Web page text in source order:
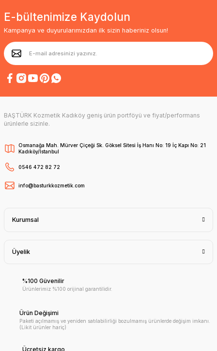
E-bültenimize Kaydolun
Kampanya ve duyurularımızdan ilk sizin haberiniz olsun!
BAŞTÜRK Kozmetik Kadıköy geniş ürün portföyü ve fiyat/performans
ürünlerle sizinle.
Osmanağa Mah. Mürver Çiçeği Sk. Göksel Sitesi İş Hanı No: 19 İç Kapı No: 21
Kadıköy/İstanbul
0546 472 82 72
info@basturkkozmetik.com
Kurumsal
Üyelik
%100 Güvenilir
Ürünlerimiz %100 orijinal garantilidir.
Ürün Değişimi
Paketi açılmamış ve yeniden satılabilirliği bozulmamış ürünlerde değişim imkanı.
(Likit ürünler hariç)
Ücretsiz kargo